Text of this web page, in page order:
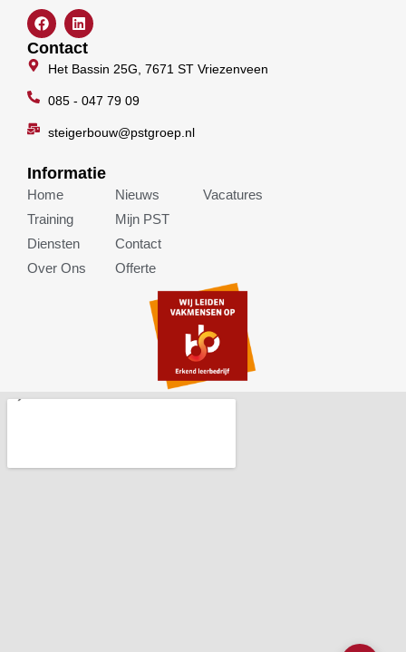
F
a
c
e
b
o
L
i
n
k
e
Contact
Het Bassin 25G, 7671 ST Vriezenveen
085 - 047 79 09
steigerbouw@pstgroep.nl
Informatie
Home
Training
Diensten
Over Ons
Nieuws
Mijn PST
Contact
Offerte
Vacatures